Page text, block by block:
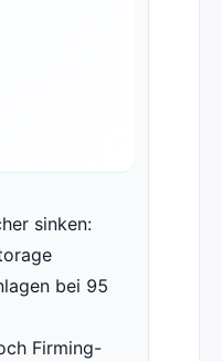
sinken:
bei 95
Firming-